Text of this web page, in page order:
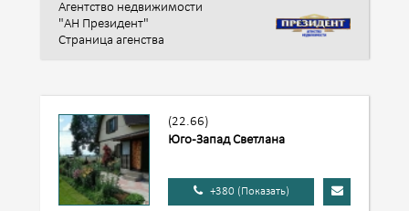
Агентство недвижимости
"АН Президент"
Страница агенства
(22.66)
Юго-Запад Светлана
+380 (Показать)